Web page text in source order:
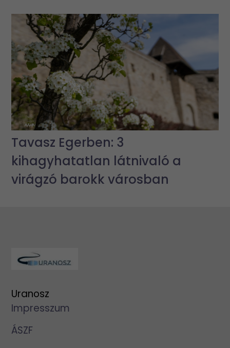
Tavasz Egerben: 3
kihagyhatatlan látnivaló a
virágzó barokk városban
Uranosz
Impresszum
ÁSZF